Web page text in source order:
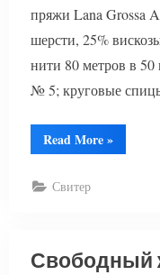
пряжи Lana Grossa
шерсти, 25%
нити 80 метров в
№ 5; круговые
Read More“Красивый
женский
»
Свитер
Свободный